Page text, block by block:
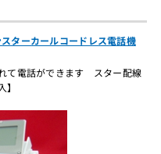
ターカールコードレス電話機
て電話ができます スター配線